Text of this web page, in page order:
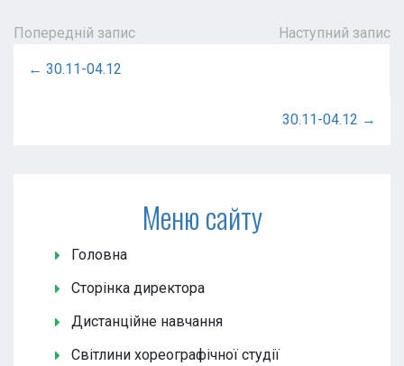
Попередній запис Наступний запис
← 30.11-04.12
30.11-04.12 →
Меню сайту
Головна
Сторінка директора
Дистанційне навчання
Світлини хореографічної студії